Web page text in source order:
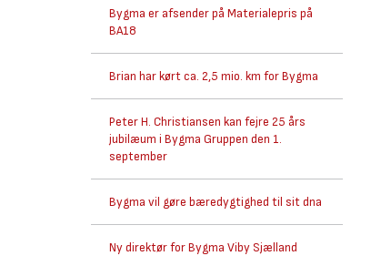
Bygma er afsender på Materialepris på
BA18
Brian har kørt ca. 2,5 mio. km for Bygma
Peter H. Christiansen kan fejre 25 års
jubilæum i Bygma Gruppen den 1.
september
Bygma vil gøre bæredygtighed til sit dna
Ny direktør for Bygma Viby Sjælland